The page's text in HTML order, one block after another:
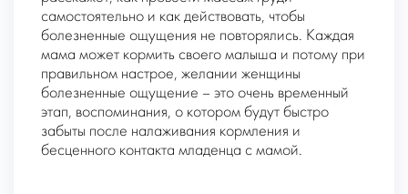
самостоятельно и как действовать, чтобы
болезненные ощущения не повторялись. Каждая
мама может кормить своего малыша и потому при
правильном настрое, желании женщины
болезненные ощущение – это очень временный
этап, воспоминания, о котором будут быстро
забыты после налаживания кормления и
бесценного контакта младенца с мамой.